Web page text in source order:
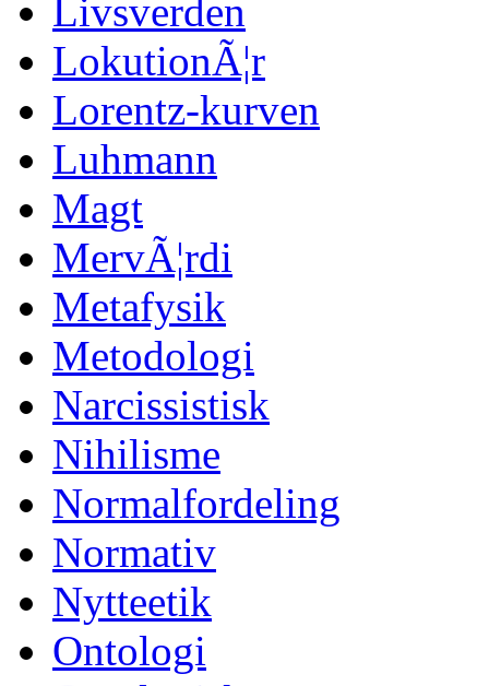
Livsverden
LokutionÃ¦r
Lorentz-kurven
Luhmann
Magt
MervÃ¦rdi
Metafysik
Metodologi
Narcissistisk
Nihilisme
Normalfordeling
Normativ
Nytteetik
Ontologi